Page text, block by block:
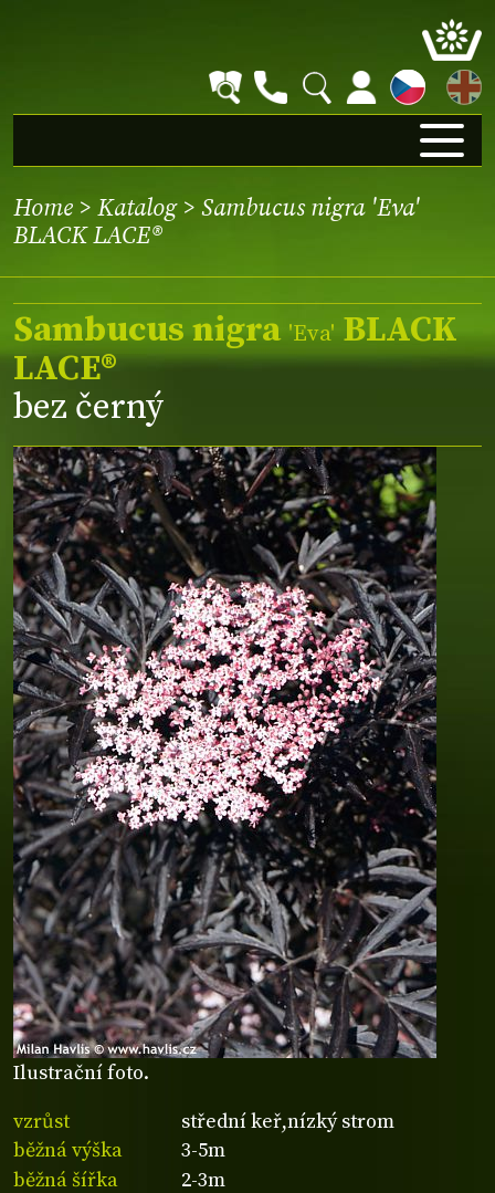
EN
Home > Katalog> Sambucus nigra 'Eva'
BLACK LACE®
Ilustrační foto.
Sambucus nigra 'Eva' BLACK
LACE®
bez černý
vzrůst
střední keř,nízký strom
běžná výška
3-5m
běžná šířka
2-3m